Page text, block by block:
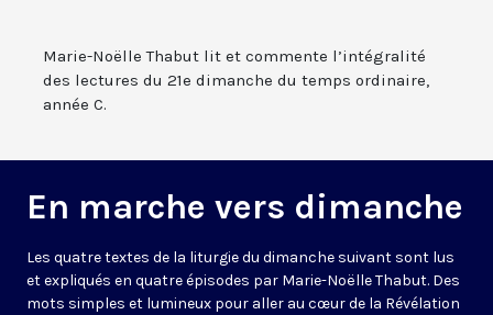
Marie-Noëlle Thabut lit et commente l’intégralité
des lectures du 21e dimanche du temps ordinaire,
année C.
En marche vers dimanche
Les quatre textes de la liturgie du dimanche suivant sont lus
et expliqués en quatre épisodes par Marie-Noëlle Thabut. Des
mots simples et lumineux pour aller au cœur de la Révélation